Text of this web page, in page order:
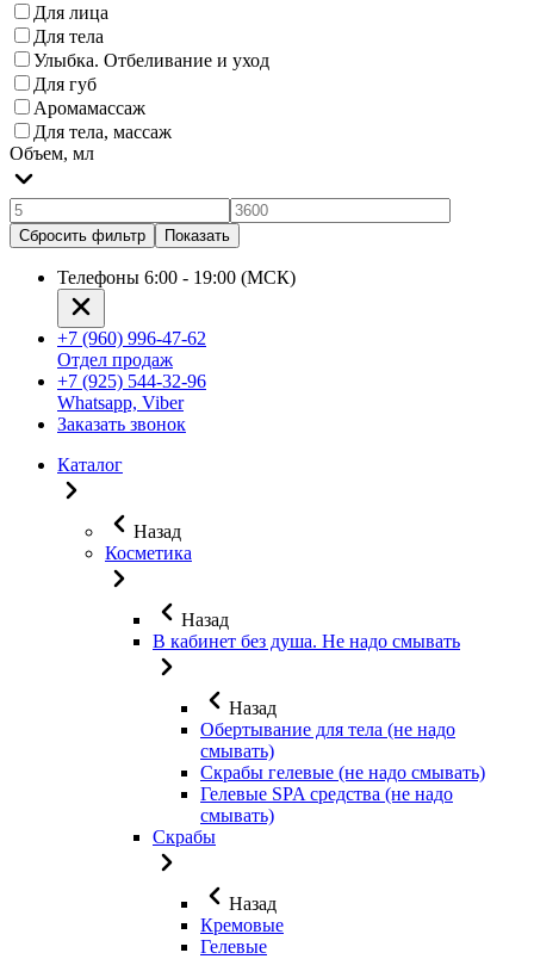
Для лица
Для тела
Улыбка. Отбеливание и уход
Для губ
Аромамассаж
Для тела, массаж
Объем, мл
Сбросить фильтр Показать
Телефоны 6:00 - 19:00 (МСК)
+7 (960) 996-47-62
Отдел продаж
+7 (925) 544-32-96
Whatsapp, Viber
Заказать звонок
Каталог
Назад
Косметика
Назад
В кабинет без душа. Не надо смывать
Назад
Обертывание для тела (не надо
смывать)
Скрабы гелевые (не надо смывать)
Гелевые SPA средства (не надо
смывать)
Скрабы
Назад
Кремовые
Гелевые